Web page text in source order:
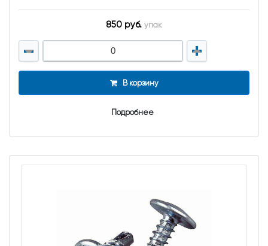
850 руб. упак
В корзину
Подробнее